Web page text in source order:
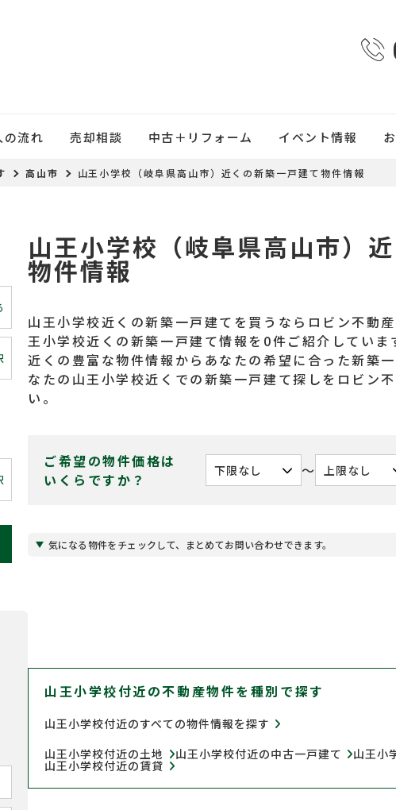
の流れ 売却相談 中古＋リフォーム イベント情報
高山市 山王小学校（岐阜県高山市）近くの新築一戸建て物件情報
山王小学校（岐阜県高山市）
物件情報
山王小学校近くの新築一戸建てを買うならロビン不動
王小学校近くの新築一戸建て情報を0件ご紹介してい
近くの豊富な物件情報からあなたの希望に合った新築
なたの山王小学校近くでの新築一戸建て探しをロビン
い。
ご希望の物件価格は
いくらですか？
〜
気になる物件をチェックして、まとめてお問い合わせできます。
山王小学校付近の不動産物件を種別で探す
山王小学校付近のすべての物件情報を探す
山王小学校付近の土地
山王小学校付近の中古一戸建て 山王小
山王小学校付近の賃貸